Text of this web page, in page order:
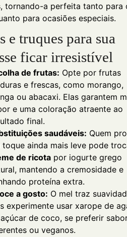
tornando-a perfeita tanto para
para ocasiões especiais.
e truques para sua
ficar irresistível
de frutas: Opte por frutas
e frescas, como morango,
ou abacaxi. Elas garantem
e uma coloração atraente ao
final.
saudáveis: Quem
toque ainda mais leve pode
de ricotapor iogurte grego
mantendo a cremosidade e
proteína extra.
a gosto: O mel traz
experimente usar xarope de
de coco, se preferir
ou veganos.